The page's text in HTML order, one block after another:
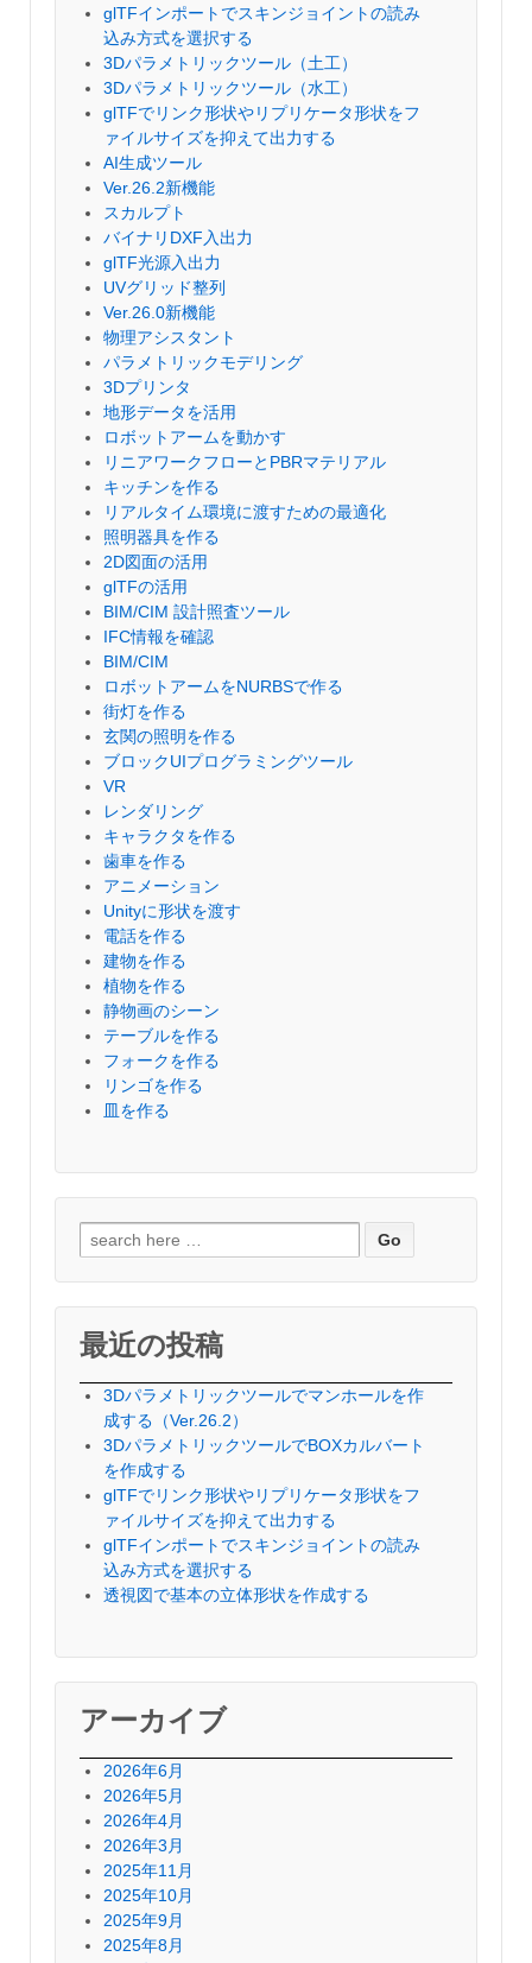
glTFインポートでスキンジョイントの読み
込み方式を選択する
3Dパラメトリックツール（土工）
3Dパラメトリックツール（水工）
glTFでリンク形状やリプリケータ形状をフ
ァイルサイズを抑えて出力する
AI生成ツール
Ver.26.2新機能
スカルプト
バイナリDXF入出力
glTF光源入出力
UVグリッド整列
Ver.26.0新機能
物理アシスタント
パラメトリックモデリング
3Dプリンタ
地形データを活用
ロボットアームを動かす
リニアワークフローとPBRマテリアル
キッチンを作る
リアルタイム環境に渡すための最適化
照明器具を作る
2D図面の活用
glTFの活用
BIM/CIM 設計照査ツール
IFC情報を確認
BIM/CIM
ロボットアームをNURBSで作る
街灯を作る
玄関の照明を作る
ブロックUIプログラミングツール
VR
レンダリング
キャラクタを作る
歯車を作る
アニメーション
Unityに形状を渡す
電話を作る
建物を作る
植物を作る
静物画のシーン
テーブルを作る
フォークを作る
リンゴを作る
皿を作る
索
対
象:
最近の投稿
3Dパラメトリックツールでマンホールを作
成する（Ver.26.2）
3DパラメトリックツールでBOXカルバート
を作成する
glTFでリンク形状やリプリケータ形状をフ
ァイルサイズを抑えて出力する
glTFインポートでスキンジョイントの読み
込み方式を選択する
透視図で基本の立体形状を作成する
アーカイブ
2026年6月
2026年5月
2026年4月
2026年3月
2025年11月
2025年10月
2025年9月
2025年8月